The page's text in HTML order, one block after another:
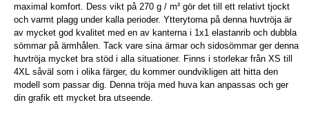
maximal komfort. Dess vikt på 270 g / m² gör det till ett relativt tjockt
och varmt plagg under kalla perioder. Ytterytorna på denna huvtröja är
av mycket god kvalitet med en av kanterna i 1x1 elastanrib och dubbla
sömmar på ärmhålen. Tack vare sina ärmar och sidosömmar ger denna
huvtröja mycket bra stöd i alla situationer. Finns i storlekar från XS till
4XL såväl som i olika färger, du kommer oundvikligen att hitta den
modell som passar dig. Denna tröja med huva kan anpassas och ger
din grafik ett mycket bra utseende.